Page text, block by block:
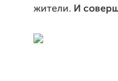
жители. И